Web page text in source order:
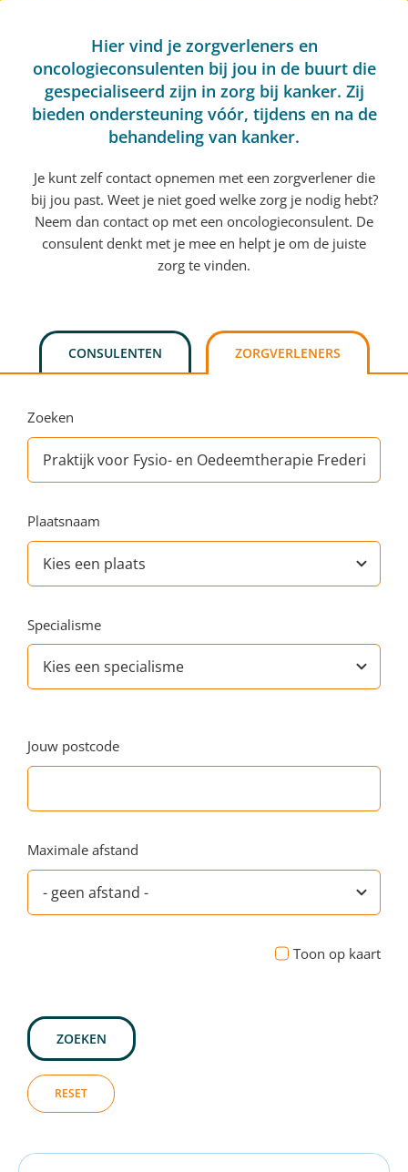
Hier vind je zorgverleners en
oncologieconsulenten bij jou in de buurt die
gespecialiseerd zijn in zorg bij kanker. Zij
bieden ondersteuning vóór, tijdens en na de
behandeling van kanker.
Je kunt zelf contact opnemen met een zorgverlener die
bij jou past. Weet je niet goed welke zorg je nodig hebt?
Neem dan contact op met een oncologieconsulent. De
consulent denkt met je mee en helpt je om de juiste
zorg te vinden.
CONSULENTEN ZORGVERLENERS
Zoeken
Plaatsnaam
Specialisme
Jouw postcode
Maximale afstand
Toon op kaart
ZOEKEN
RESET